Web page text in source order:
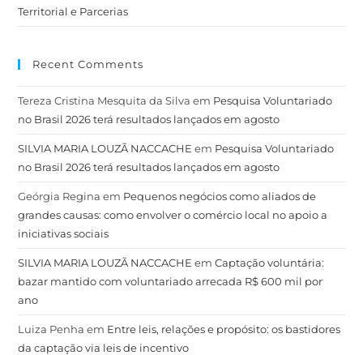
Territorial e Parcerias
Recent Comments
Tereza Cristina Mesquita da Silva em Pesquisa Voluntariado
no Brasil 2026 terá resultados lançados em agosto
SILVIA MARIA LOUZÃ NACCACHE em Pesquisa Voluntariado
no Brasil 2026 terá resultados lançados em agosto
Geórgia Regina em Pequenos negócios como aliados de
grandes causas: como envolver o comércio local no apoio a
iniciativas sociais
SILVIA MARIA LOUZÃ NACCACHE emCaptação voluntária:
bazar mantido com voluntariado arrecada R$ 600 mil por
ano
Luiza Penha em Entre leis, relações e propósito: os bastidores
da captação via leis de incentivo